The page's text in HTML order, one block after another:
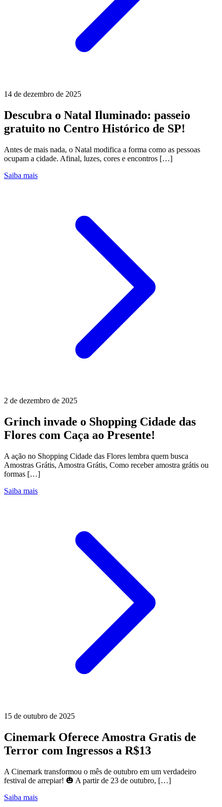
14 de dezembro de 2025
Descubra o Natal Iluminado: passeio
gratuito no Centro Histórico de SP!
Antes de mais nada, o Natal modifica a forma como as pessoas
ocupam a cidade. Afinal, luzes, cores e encontros […]
Saiba mais
2 de dezembro de 2025
Grinch invade o Shopping Cidade das
Flores com Caça ao Presente!
A ação no Shopping Cidade das Flores lembra quem busca
Amostras Grátis, Amostra Grátis, Como receber amostra grátis ou
formas […]
Saiba mais
15 de outubro de 2025
Cinemark Oferece Amostra Gratis de
Terror com Ingressos a R$13
A Cinemark transformou o mês de outubro em um verdadeiro
festival de arrepiar! 🎃 A partir de 23 de outubro, […]
Saiba mais